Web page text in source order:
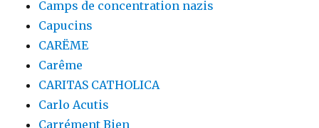
Camps de concentration nazis
Capucins
CARËME
Carême
CARITAS CATHOLICA
Carlo Acutis
Carrément Bien